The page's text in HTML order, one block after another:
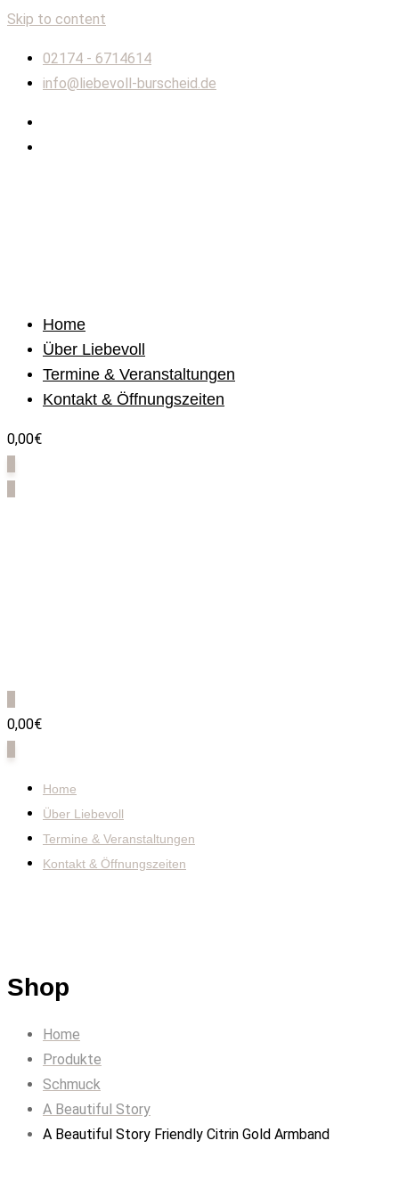
Skip to content
02174 - 6714614
info@liebevoll-burscheid.de
Home
Über Liebevoll
Termine & Veranstaltungen
Kontakt & Öffnungszeiten
0,00€
0,00€
Home
Über Liebevoll
Termine & Veranstaltungen
Kontakt & Öffnungszeiten
Shop
Home
Produkte
Schmuck
A Beautiful Story
A Beautiful Story Friendly Citrin Gold Armband